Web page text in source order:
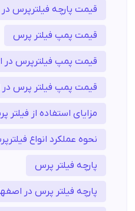
قیمت پارچه فیلترپرس
قیمت پمپ فیلتر پرس
قیمت پمپ فیلترپرس در
قیمت پمپ فیلتر پرس
مزایای استفاده از فیلتر
نحوه عملکرد انواع
پارچه فیلتر پرس
پارچه فیلتر پرس در